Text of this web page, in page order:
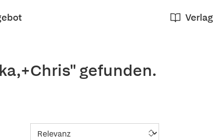
Verlag
gefunden.